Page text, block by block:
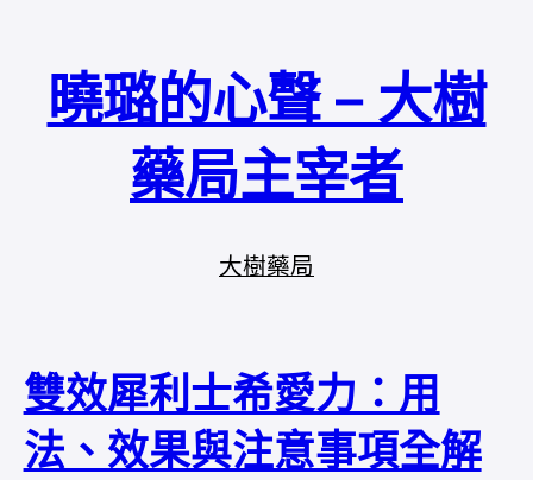
曉璐的心聲 – 大樹
藥局主宰者
大樹藥局
雙效犀利士希愛力：用
法、效果與注意事項全解